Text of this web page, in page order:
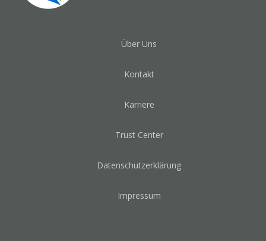
Über Uns
Kontakt
Karriere
Trust Center
Datenschutzerklärung
Impressum